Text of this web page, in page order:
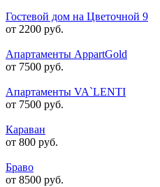
Гостевой дом на Цветочной 9
от 2200 руб.
Апартаменты AppartGold
от 7500 руб.
Апартаменты VA`LENTI
от 7500 руб.
Караван
от 800 руб.
Браво
от 8500 руб.